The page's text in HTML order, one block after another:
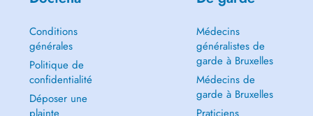
Conditions
générales
Politique de
confidentialité
Déposer une
Médecins
généralistes de
garde à Bruxelles
Médecins de
garde à Bruxelles